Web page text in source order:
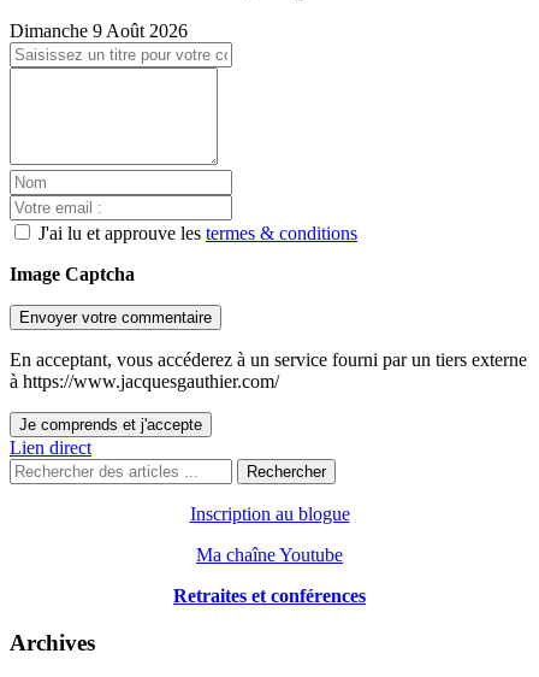
Dimanche 9 Août 2026
J'ai lu et approuve les termes & conditions
Image Captcha
Envoyer votre commentaire
En acceptant, vous accéderez à un service fourni par un tiers externe
à https://www.jacquesgauthier.com/
Je comprends et j'accepte
Lien direct
Rechercher
Inscription au blogue
Ma chaîne Youtube
Retraites et conférences
Archives